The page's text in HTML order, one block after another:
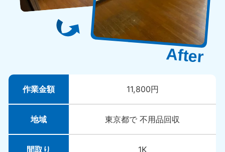
作業金額 11,800円
地域 東京都で 不用品回収
間取り 1K
和歌山県
050-1881-5248
9:00〜19:00 年中無休
050-1881-5146 050-1880-9900
050-1881-5144
9:00〜19:00 年中無休
鳥取県
050-1881-5156
9:00〜19:00 年中無休